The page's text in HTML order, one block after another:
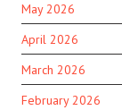
May 2026
April 2026
March 2026
February 2026